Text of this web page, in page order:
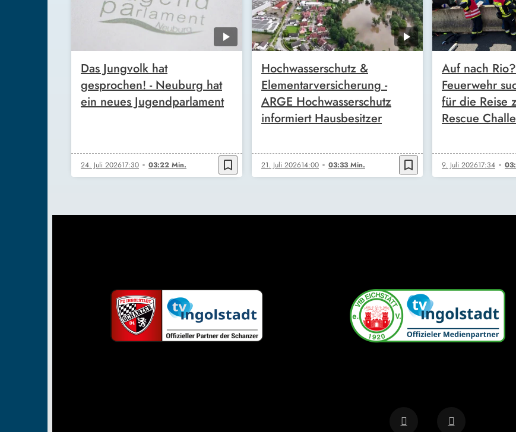
Das Jungvolk hat
gesprochen! - Neuburg hat
ein neues Jugendparlament
24. Juli 202617:30 03:22 Min. bookmark_border
Hochwasserschutz &
Elementarversicherung -
ARGE Hochwasserschutz
informiert Hausbesitzer
21. Juli 202614:00 03:33 Min. bookmark_border
Auf nach
Feuerwehr
für die Reise
Rescue
9. Juli 202617:34